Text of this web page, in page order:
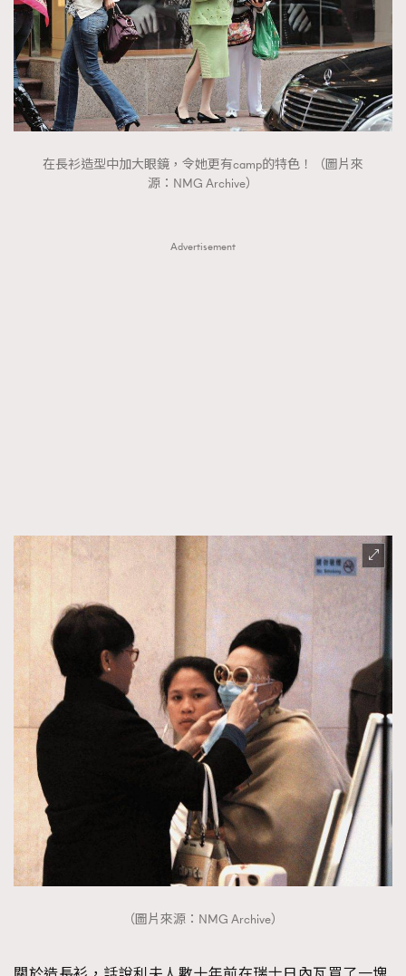
TRENDING
AFrenchMind
DressLikeAParisienne
在長衫造型中加大眼鏡，令她更有camp的特色！（圖片來
源：NMG Archive）
Advertisement
（圖片來源：NMG Archive）